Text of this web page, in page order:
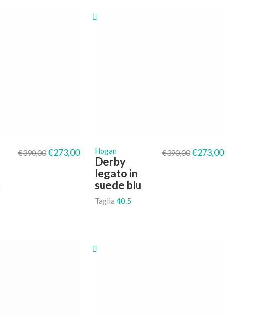
€390,00Il prezzo originale era: €390,00.
€273,00Il prezzo attuale è: €273,00.
Hogan
Derby
legato in
suede blu
Taglia 40.5
€390,00Il prezzo originale era:
€273,00Il prezzo